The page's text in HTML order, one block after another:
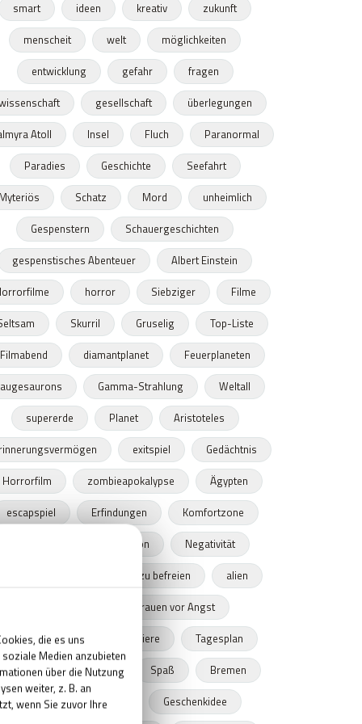
smart ideen kreativ
zukunft
menscheit
welt
möglichkeiten
entwicklung
gefahr
fragen
gesellschaft
überlegungen
Atoll
Insel Fluch
Paranormal
Paradies
Geschichte
Seefahrt
Schatz Mord
unheimlich
Gespenstern
Schauergeschichten
gespenstisches Abenteuer
Albert Einstein
horror Siebziger
Filme
Skurril Gruselig
Top-Liste
Filmabend
diamantplanet
Feuerplaneten
augesaurons
Gamma-Strahlung
Weltall
supererde
Planet
Aristoteles
exitspiel
Gedächtnis
Horrorfilm
zombieapokalypse
Ägypten
escapspiel
Erfindungen
Komfortzone
Motivation
Negativität
10 Wege dich von Negativität zu befreien
alien
Schrauen vor Angst
Die schlausten Tiere
Tiere
Tagesplan
Diesnt
Spielleiter Spaß
Bremen
Weihnachtsgeschenke
Geschenkidee